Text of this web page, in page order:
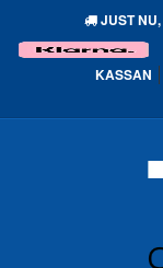
JUST NU,
KASSAN